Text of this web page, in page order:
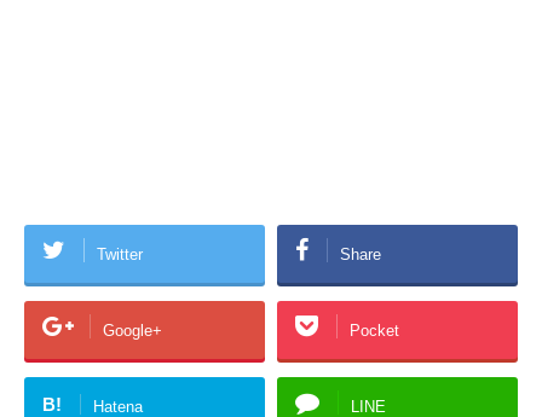
Twitter Share
Google+ Pocket
B! Hatena LINE